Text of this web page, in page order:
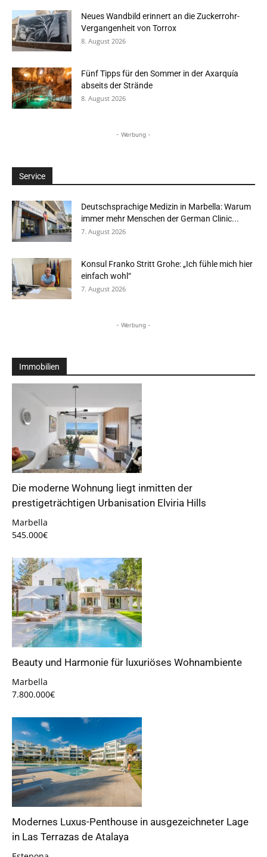
Neues Wandbild erinnert an die Zuckerrohr-
Vergangenheit von Torrox
8. August 2026
Fünf Tipps für den Sommer in der Axarquía
abseits der Strände
8. August 2026
- Werbung -
Service
Deutschsprachige Medizin in Marbella: Warum
immer mehr Menschen der German Clinic...
7. August 2026
Konsul Franko Stritt Grohe: „Ich fühle mich hier
einfach wohl“
7. August 2026
- Werbung -
Immobilien
Die moderne Wohnung liegt inmitten der
prestigeträchtigen Urbanisation Elviria Hills
Marbella
545.000€
Beauty und Harmonie für luxuriöses Wohnambiente
Marbella
7.800.000€
Modernes Luxus-Penthouse in ausgezeichneter Lage
in Las Terrazas de Atalaya